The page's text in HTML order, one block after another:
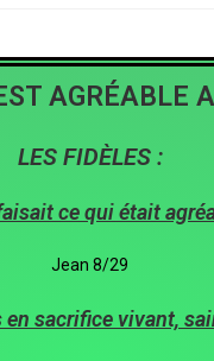
AGRÉABLE
LES FIDÈLES :
ce qui était
Jean 8/29
sacrifice vivant,